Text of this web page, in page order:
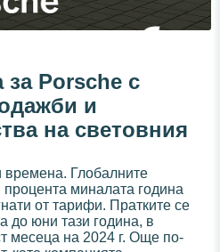
Porsche с
и
на световния
времена. Глобалните
миналата година
от тарифи. Пратките се
до юни тази година, в
месеца на 2024 г. Още по-